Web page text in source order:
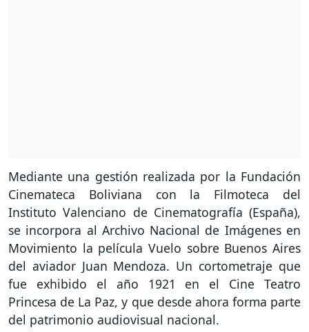
Mediante una gestión realizada por la Fundación
Cinemateca Boliviana con la Filmoteca del
Instituto Valenciano de Cinematografía (España),
se incorpora al Archivo Nacional de Imágenes en
Movimiento la película Vuelo sobre Buenos Aires
del aviador Juan Mendoza. Un cortometraje que
fue exhibido el año 1921 en el Cine Teatro
Princesa de La Paz, y que desde ahora forma parte
del patrimonio audiovisual nacional.